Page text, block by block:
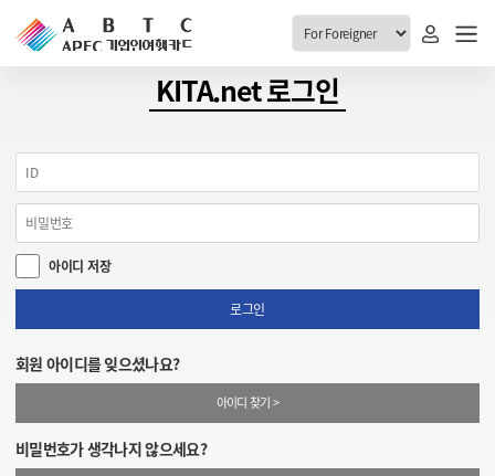
ABTC 전체메뉴
안내
ABTC 제도 소개
VABTC 안내
발급 자격요건
취소/반납 안내
신청
취소
신청진행 현황
소지자 현황
고객센터
1:1 문의
KITA.net 로그인
아이디 저장
로그인
회원 아이디를 잊으셨나요?
아이디 찾기 >
비밀번호가 생각나지 않으세요?